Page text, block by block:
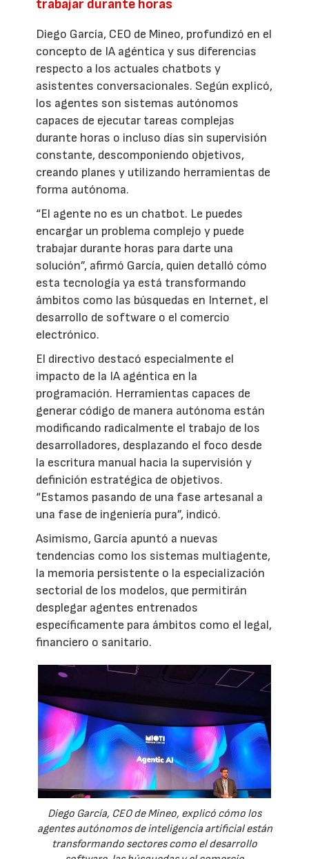
trabajar durante horas
Diego García, CEO de Mineo, profundizó en el
concepto de IA agéntica y sus diferencias
respecto a los actuales chatbots y
asistentes conversacionales. Según explicó,
los agentes son sistemas autónomos
capaces de ejecutar tareas complejas
durante horas o incluso días sin supervisión
constante, descomponiendo objetivos,
creando planes y utilizando herramientas de
forma autónoma.
“El agente no es un chatbot. Le puedes
encargar un problema complejo y puede
trabajar durante horas para darte una
solución”, afirmó García, quien detalló cómo
esta tecnología ya está transformando
ámbitos como las búsquedas en Internet, el
desarrollo de software o el comercio
electrónico.
El directivo destacó especialmente el
impacto de la IA agéntica en la
programación. Herramientas capaces de
generar código de manera autónoma están
modificando radicalmente el trabajo de los
desarrolladores, desplazando el foco desde
la escritura manual hacia la supervisión y
definición estratégica de objetivos.
“Estamos pasando de una fase artesanal a
una fase de ingeniería pura”, indicó.
Asimismo, García apuntó a nuevas
tendencias como los sistemas multiagente,
la memoria persistente o la especialización
sectorial de los modelos, que permitirán
desplegar agentes entrenados
específicamente para ámbitos como el legal,
financiero o sanitario.
Diego García, CEO de Mineo, explicó cómo los
agentes autónomos de inteligencia artificial están
transformando sectores como el desarrollo